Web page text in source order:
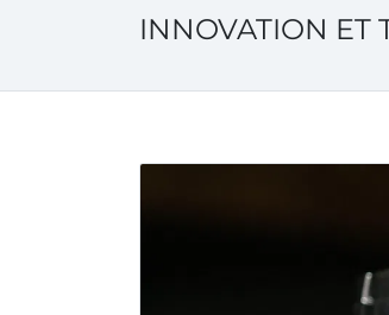
INNOVATION ET